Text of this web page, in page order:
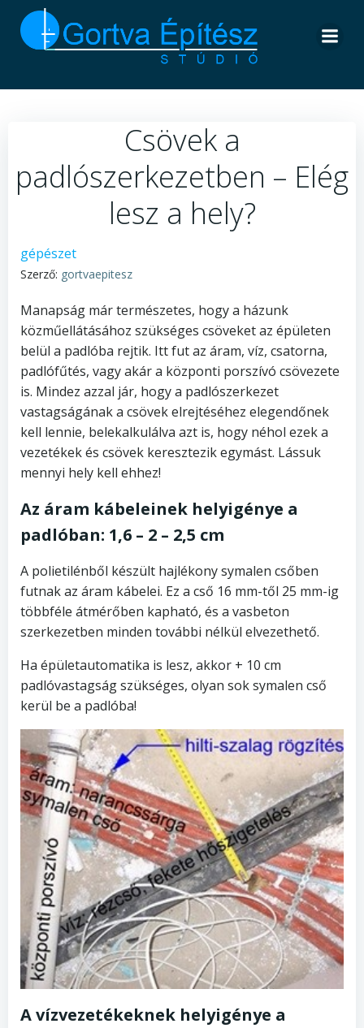
to
content
Csövek a
padlószerkezetben – Elég
lesz a hely?
gépészet
Szerző: gortvaepitesz
Manapság már természetes, hogy a házunk
közműellátásához szükséges csöveket az épületen
belül a padlóba rejtik. Itt fut az áram, víz, csatorna,
padlófűtés, vagy akár a központi porszívó csövezete
is. Mindez azzal jár, hogy a padlószerkezet
vastagságának a csövek elrejtéséhez elegendőnek
kell lennie, belekalkulálva azt is, hogy néhol ezek a
vezetékek és csövek keresztezik egymást. Lássuk
mennyi hely kell ehhez!
Az áram kábeleinek helyigénye a
padlóban: 1,6 – 2 – 2,5 cm
A polietilénből készült hajlékony symalen csőben
futnak az áram kábelei. Ez a cső 16 mm-től 25 mm-ig
többféle átmérőben kapható, és a vasbeton
szerkezetben minden további nélkül elvezethető.
Ha épületautomatika is lesz, akkor + 10 cm
padlóvastagság szükséges, olyan sok symalen cső
kerül be a padlóba!
A vízvezetékeknek helyigénye a